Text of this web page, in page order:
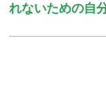
れないための自